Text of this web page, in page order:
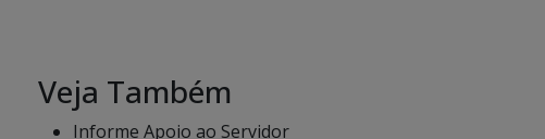
Veja Também
Informe Apoio ao Servidor